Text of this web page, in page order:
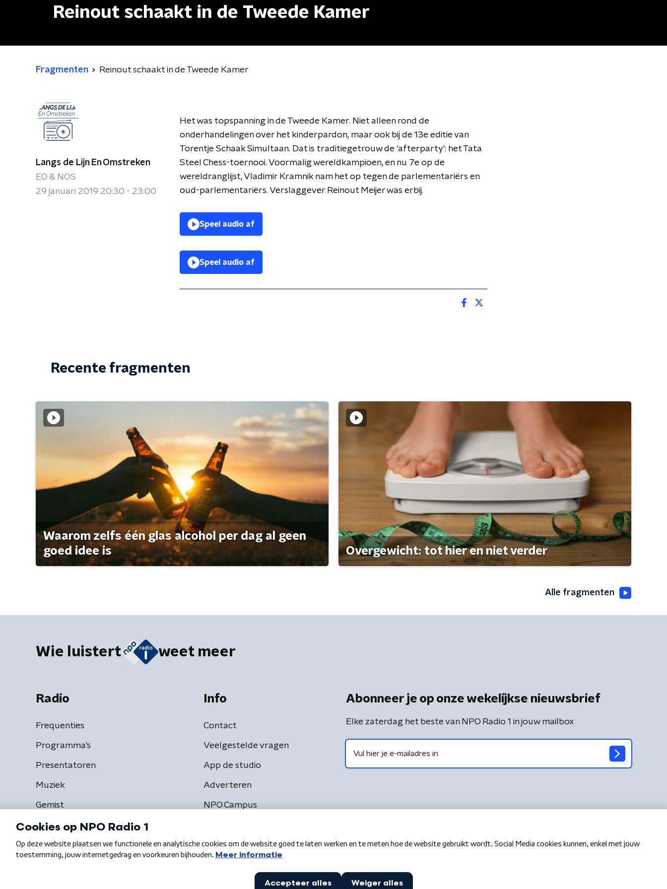
Reinout schaakt in de Tweede Kamer
Fragmenten Reinout schaakt in de Tweede Kamer
Langs de Lijn En Omstreken
EO & NOS
29 januari 2019 20:30 - 23:00
Het was topspanning in de Tweede Kamer. Niet alleen rond de
onderhandelingen over het kinderpardon, maar ook bij de 13e editie van
Torentje Schaak Simultaan. Dat is traditiegetrouw de 'afterparty': het Tata
Steel Chess-toernooi. Voormalig wereldkampioen, en nu 7e op de
wereldranglijst, Vladimir Kramnik nam het op tegen de parlementariërs en
oud-parlementariërs. Verslaggever Reinout Meijer was erbij.
Speel audio af
Speel audio af
Recente fragmenten
Waarom zelfs één glas alcohol per dag al geen
goed idee is
Overgewicht: tot hier en niet verder
Alle fragmenten
Wie luistert weet meer
Radio
Frequenties
Programma's
Presentatoren
Muziek
Gemist
Info
Contact
Veelgestelde vragen
App de studio
Adverteren
NPO Campus
Abonneer je op onze wekelijkse nieuwsbrief
Elke zaterdag het beste van NPO Radio 1 in jouw mailbox
Algemene voorwaarden Privacybeleid